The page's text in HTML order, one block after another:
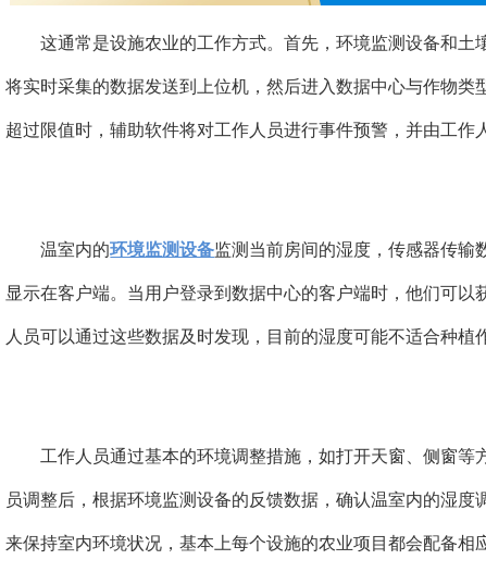
这通常是设施农业的工作方式。首先，环境监测设备和土
将实时采集的数据发送到上位机，然后进入数据中心与作物
超过限值时，辅助软件将对工作人员进行事件预警，并由工作
温室内的环境监测设备监测当前房间的湿度，传感器传输
显示在客户端。当用户登录到数据中心的客户端时，他们可
人员可以通过这些数据及时发现，目前的湿度可能不适合种植
工作人员通过基本的环境调整措施，如打开天窗、侧窗等
员调整后，根据环境监测设备的反馈数据，确认温室内的湿
来保持室内环境状况，基本上每个设施的农业项目都会配备相